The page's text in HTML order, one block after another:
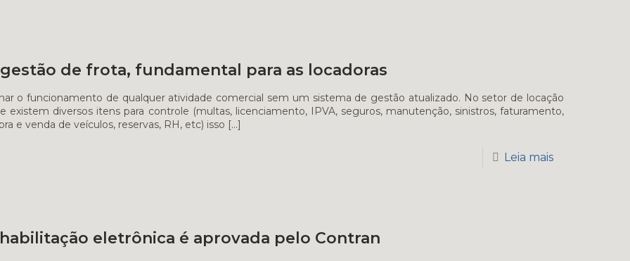
de frota, fundamental para as locadoras
o funcionamento de qualquer atividade comercial sem um sistema de gestão atualizado. No setor de locação
existem diversos itens para controle (multas, licenciamento, IPVA, seguros, manutenção, sinistros, faturamento,
e venda de veículos, reservas, RH, etc) isso […]
Leia mais
eletrônica é aprovada pelo Contran